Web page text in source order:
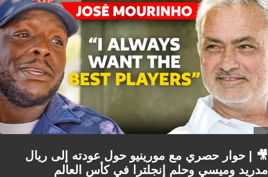
🎥 | حوار حصري مع مورينيو حول عودته إلى ريال
مدريد وميسي وحلم إنجلترا في كأس العالم